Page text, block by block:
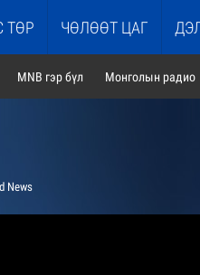
ТӨР ЧӨЛӨӨТ ЦАГ
MNB гэр бүл Монголын радио
News